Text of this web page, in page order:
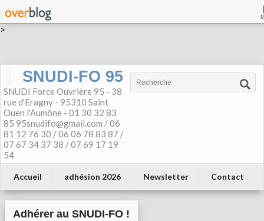
>
SNUDI-FO 95
SNUDI Force Ouvrière 95 - 38
rue d'Eragny - 95310 Saint
Ouen l'Aumône - 01 30 32 83
85 95snudifo@gmail.com / 06
81 12 76 30 / 06 06 78 83 87 /
07 67 34 37 38 / 07 69 17 19
54
Accueil adhésion 2026 Newsletter Contact
Adhérer au SNUDI-FO !